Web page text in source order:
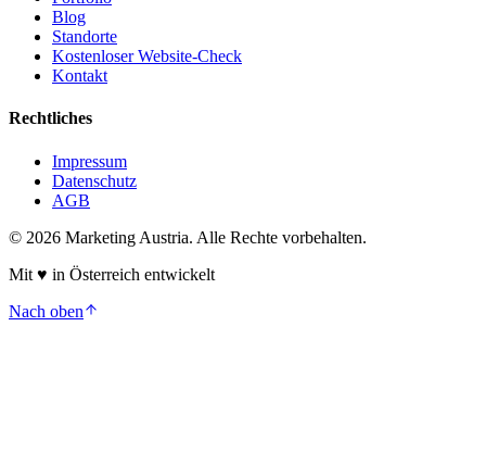
Blog
Standorte
Kostenloser Website-Check
Kontakt
Rechtliches
Impressum
Datenschutz
AGB
© 2026 Marketing Austria. Alle Rechte vorbehalten.
Mit ♥ in Österreich entwickelt
Nach oben